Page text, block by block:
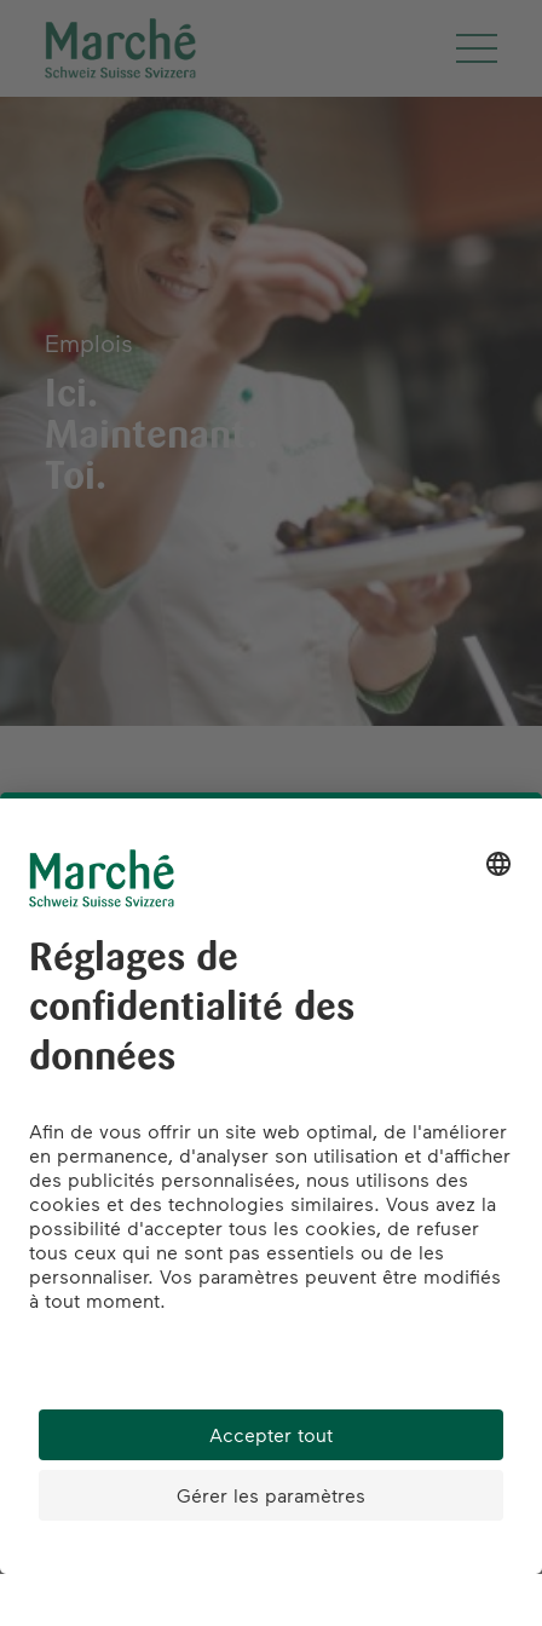
Emplois
Ici.
Maintenant.
Toi.
notre réussite. Pour y parvenir, nous avons besoin
de collaborateur-rice-s ayant envie de réussir. Et
pourquoi ne pas en faire encore plus ensemble?
frais et fructueux pourrait être la tienne: soit tu
trouves l’emploi de tes rêves sur notre
d’emploi, soit tu nous fais parvenir ta candidature
spontanée en décrivant ce que tu recherches et ce
qui te motive – qui sait, peut-être que nous
trouverons ensemble le poste qui répond
Des paroles aux actes – ici,
maintenant, toi: